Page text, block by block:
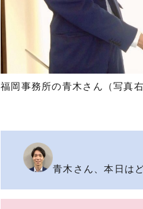
福岡事務所の青木さん（写真右
青木さん、本日は